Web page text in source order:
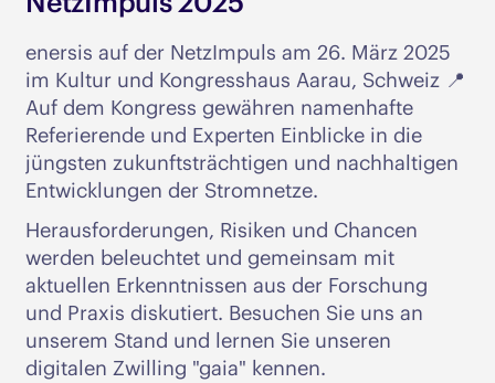
enersis auf der NetzImpuls am 26. März 2025
im Kultur und Kongresshaus Aarau, Schweiz 📍
Auf dem Kongress gewähren namenhafte
Referierende und Experten Einblicke in die
jüngsten zukunftsträchtigen und nachhaltigen
Entwicklungen der Stromnetze.
Herausforderungen, Risiken und Chancen
werden beleuchtet und gemeinsam mit
aktuellen Erkenntnissen aus der Forschung
und Praxis diskutiert. Besuchen Sie uns an
unserem Stand und lernen Sie unseren
digitalen Zwilling "gaia" kennen.